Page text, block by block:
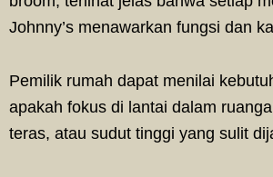
Johnny’s menawarkan fungsi dan
Pemilik rumah dapat menilai
apakah fokus di lantai dalam
teras, atau sudut tinggi yang sulit